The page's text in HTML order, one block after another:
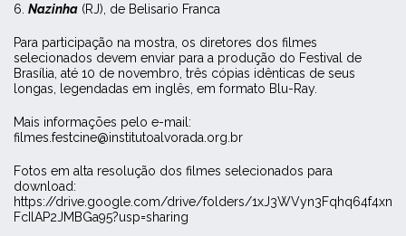
6. Nazinha (RJ), de Belisario Franca
Para participação na mostra, os diretores dos filmes
selecionados devem enviar para a produção do Festival de
Brasília, até 10 de novembro, três cópias idênticas de seus
longas, legendadas em inglês, em formato Blu-Ray.
Mais informações pelo e-mail:
filmes.festcine@institutoalvorada.org.br
Fotos em alta resolução dos filmes selecionados para
download:
https://drive.google.com/drive/folders/1xJ3WVyn3Fqhq64f4xn
FcIlAP2JMBGa95?usp=sharing